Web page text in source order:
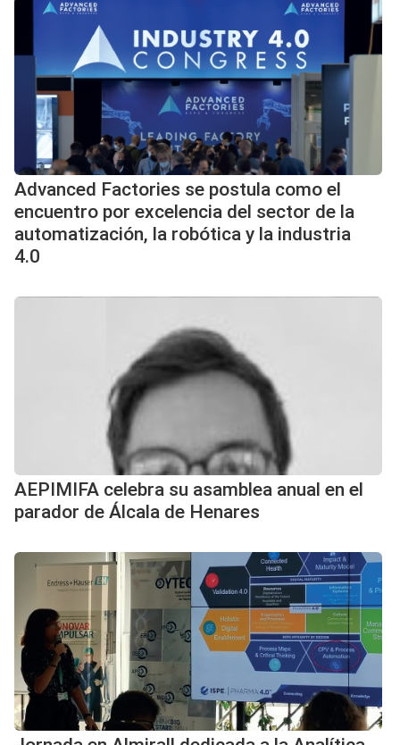
Advanced Factories se postula como el
encuentro por excelencia del sector de la
automatización, la robótica y la industria
4.0
AEPIMIFA celebra su asamblea anual en el
parador de Álcala de Henares